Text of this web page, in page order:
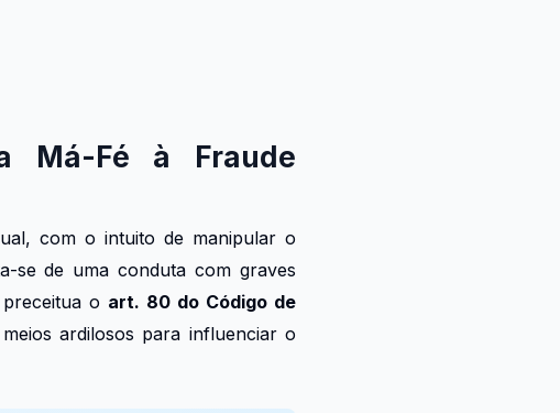
Má-Fé à Fraude
com o intuito de manipular o
se de uma conduta com graves
o art. 80 do Código de
ardilosos para influenciar o